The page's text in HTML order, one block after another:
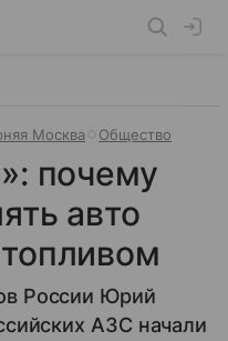
Москва Общество
почему
авто
России Юрий
АЗС начали